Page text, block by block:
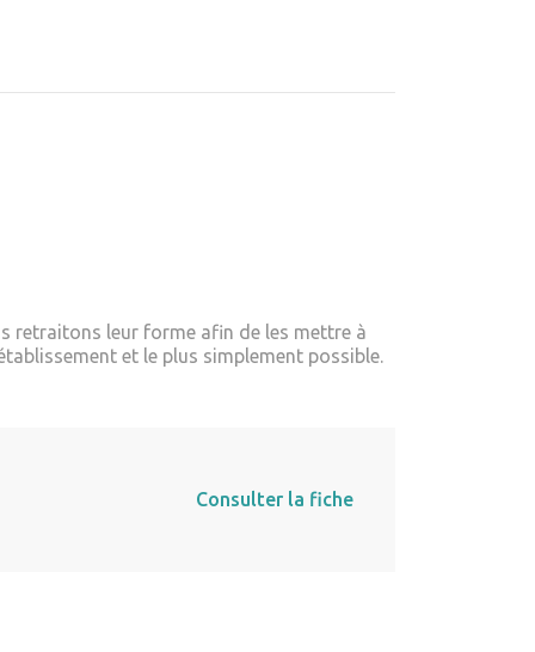
retraitons leur forme afin de les mettre à
et le plus simplement possible.
Consulter la fiche